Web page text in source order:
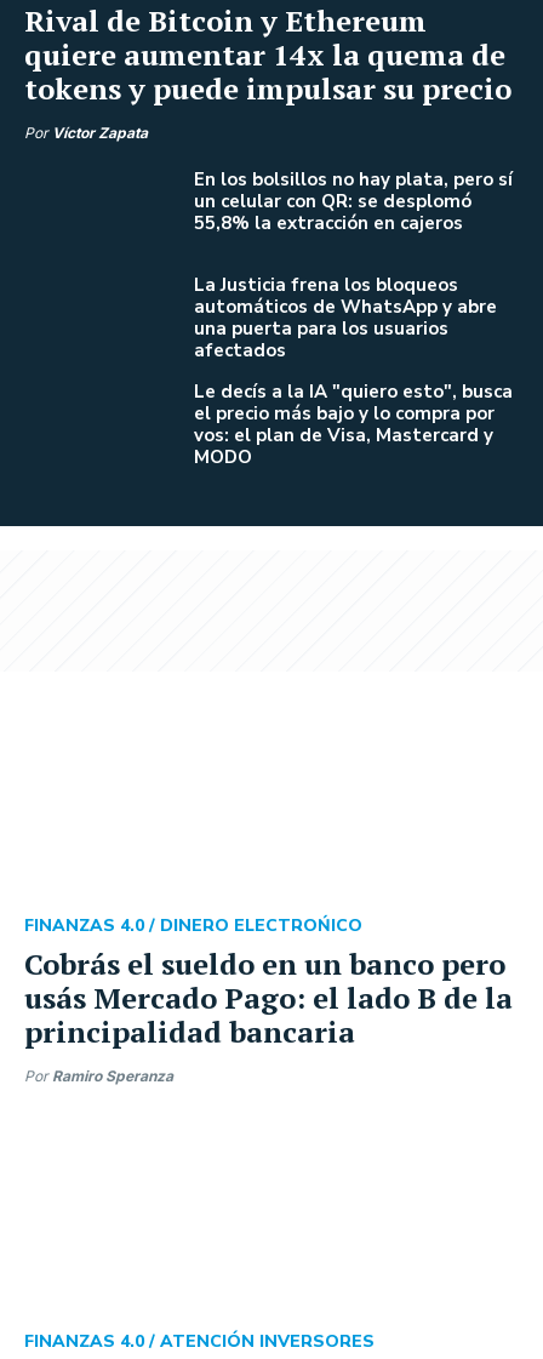
Rival de Bitcoin y Ethereum
quiere aumentar 14x la quema de
tokens y puede impulsar su precio
Por Víctor Zapata
En los bolsillos no hay plata, pero sí
un celular con QR: se desplomó
55,8% la extracción en cajeros
La Justicia frena los bloqueos
automáticos de WhatsApp y abre
una puerta para los usuarios
afectados
Le decís a la IA "quiero esto", busca
el precio más bajo y lo compra por
vos: el plan de Visa, Mastercard y
MODO
Cobrás el sueldo en un banco pero
usás Mercado Pago: el lado B de la
principalidad bancaria
FINANZAS 4.0 / DINERO ELECTROŃICO
Por Ramiro Speranza
FINANZAS 4.0 / ATENCIÓN INVERSORES